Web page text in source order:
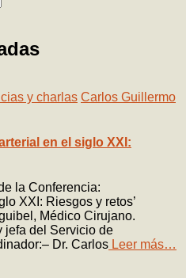
y charlas Carlos Guillermo
en el siglo XXI:
la Conferencia:
XXI: Riesgos y retos’
Médico Cirujano.
jefa del Servicio de
Dr. Carlos Leer más…